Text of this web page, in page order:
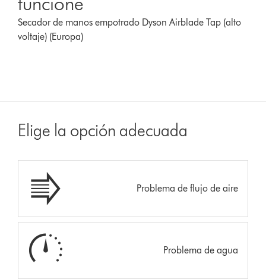
Secador de manos empotrado Dyson Airblade Tap (alto
voltaje) (Europa)
Elige la opción adecuada
Problema de flujo de aire
Problema de agua